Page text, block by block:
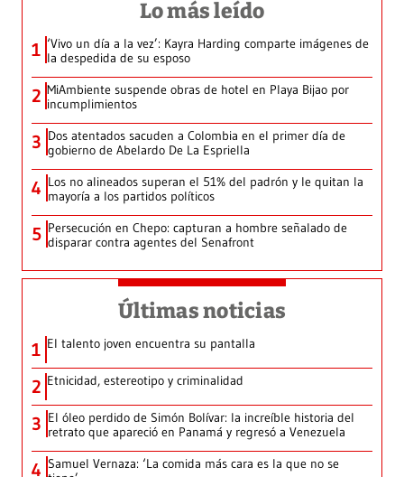
Lo más leído
1 ‘Vivo un día a la vez’: Kayra Harding comparte imágenes de
la despedida de su esposo
2 MiAmbiente suspende obras de hotel en Playa Bijao por
incumplimientos
3 Dos atentados sacuden a Colombia en el primer día de
gobierno de Abelardo De La Espriella
4 Los no alineados superan el 51% del padrón y le quitan la
mayoría a los partidos políticos
5 Persecución en Chepo: capturan a hombre señalado de
disparar contra agentes del Senafront
Últimas noticias
1 El talento joven encuentra su pantalla​
2 Etnicidad, estereotipo y criminalidad
3 El óleo perdido de Simón Bolívar: la increíble historia del
retrato que apareció en Panamá y regresó a Venezuela
4 Samuel Vernaza: ‘La comida más cara es la que no se